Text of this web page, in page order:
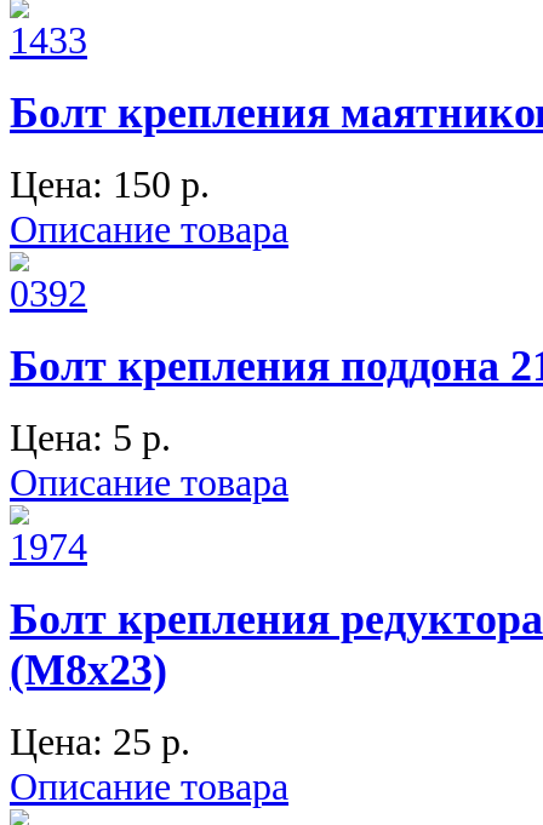
Болт крепления
Цена: 150 p.
Описание товара
Болт крепления поддона
Цена: 5 p.
Описание товара
Болт крепления
(М8х23)
Цена: 25 p.
Описание товара